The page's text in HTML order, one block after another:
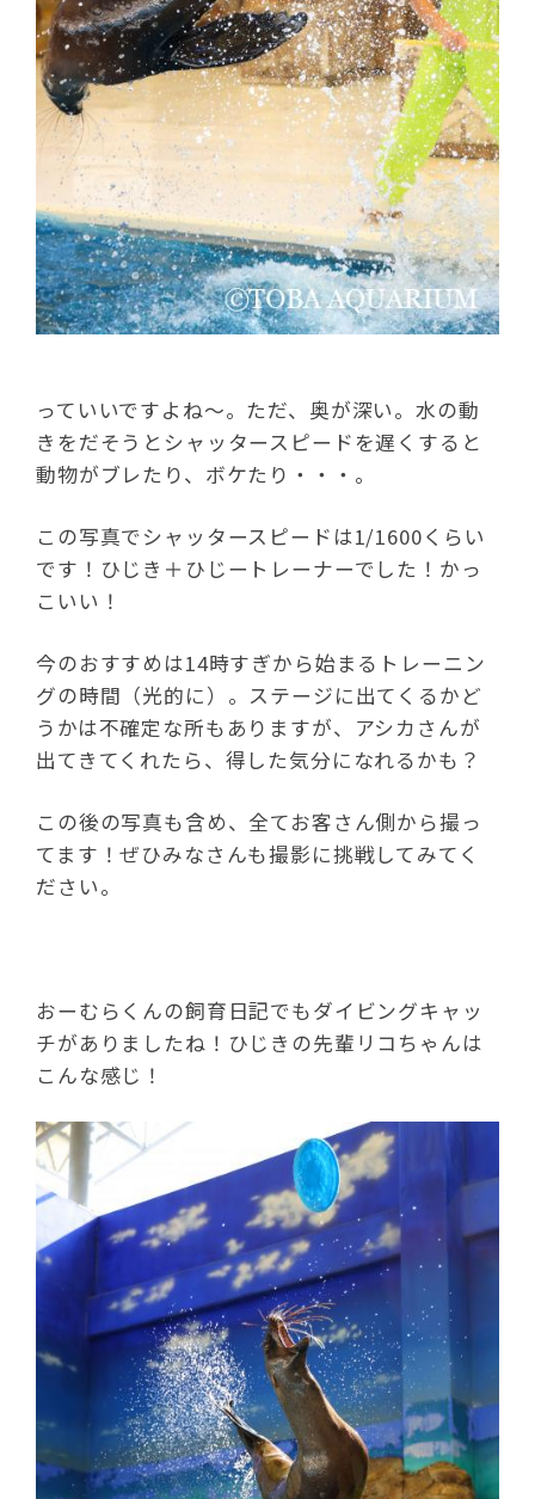
っていいですよね～。ただ、奥が深い。水の動
きをだそうとシャッタースピードを遅くすると
動物がブレたり、ボケたり・・・。
この写真でシャッタースピードは1/1600くらい
です！ひじき＋ひじートレーナーでした！かっ
こいい！
今のおすすめは14時すぎから始まるトレーニン
グの時間（光的に）。ステージに出てくるかど
うかは不確定な所もありますが、アシカさんが
出てきてくれたら、得した気分になれるかも？
この後の写真も含め、全てお客さん側から撮っ
てます！ぜひみなさんも撮影に挑戦してみてく
ださい。
おーむらくんの飼育日記でもダイビングキャッ
チがありましたね！ひじきの先輩リコちゃんは
こんな感じ！